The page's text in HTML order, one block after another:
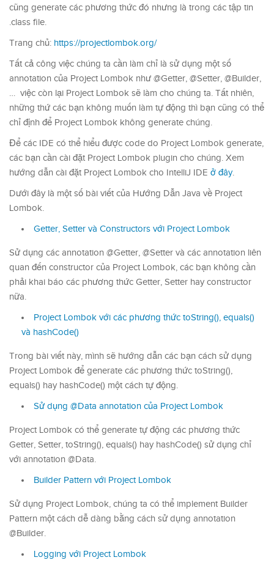
cũng generate các phương thức đó nhưng là trong các tập tin
.class file.
Trang chủ: https://projectlombok.org/
Tất cả công việc chúng ta cần làm chỉ là sử dụng một số
annotation của Project Lombok như @Getter, @Setter, @Builder,
… việc còn lại Project Lombok sẽ làm cho chúng ta. Tất nhiên,
những thứ các bạn không muốn làm tự động thì bạn cũng có thể
chỉ định để Project Lombok không generate chúng.
Để các IDE có thể hiểu được code do Project Lombok generate,
các bạn cần cài đặt Project Lombok plugin cho chúng. Xem
hướng dẫn cài đặt Project Lombok cho IntelliJ IDE ở đây.
Dưới đây là một số bài viết của Hướng Dẫn Java về Project
Lombok.
Getter, Setter và Constructors với Project Lombok
Sử dụng các annotation @Getter, @Setter và các annotation liên
quan đến constructor của Project Lombok, các bạn không cần
phải khai báo các phương thức Getter, Setter hay constructor
nữa.
Project Lombok với các phương thức toString(), equals()
và hashCode()
Trong bài viết này, mình sẽ hướng dẫn các bạn cách sử dụng
Project Lombok để generate các phương thức toString(),
equals() hay hashCode() một cách tự động.
Sử dụng @Data annotation của Project Lombok
Project Lombok có thể generate tự động các phương thức
Getter, Setter, toString(), equals() hay hashCode() sử dụng chỉ
với annotation @Data.
Builder Pattern với Project Lombok
Sử dụng Project Lombok, chúng ta có thể implement Builder
Pattern một cách dễ dàng bằng cách sử dụng annotation
@Builder.
Logging với Project Lombok